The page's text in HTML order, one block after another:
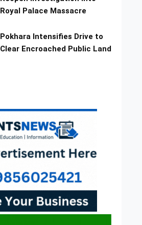
Royal Palace Massacre
Pokhara Intensifies Drive to
Clear Encroached Public Land